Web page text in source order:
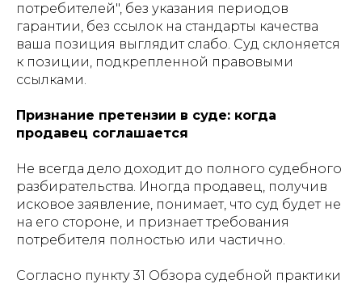
потребителей", без указания периодов
гарантии, без ссылок на стандарты качества
ваша позиция выглядит слабо. Суд склоняется
к позиции, подкрепленной правовыми
ссылками.
Признание претензии в суде: когда
продавец соглашается
Не всегда дело доходит до полного судебного
разбирательства. Иногда продавец, получив
исковое заявление, понимает, что суд будет не
на его стороне, и признает требования
потребителя полностью или частично.
Согласно пункту 31 Обзора судебной практики